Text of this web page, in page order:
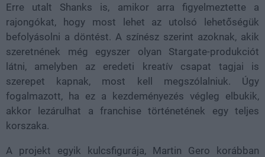
Erre utalt Shanks is, amikor arra figyelmeztette a
rajongókat, hogy most lehet az utolsó lehetőségük
befolyásolni a döntést. A színész szerint azoknak, akik
szeretnének még egyszer olyan Stargate-produkciót
látni, amelyben az eredeti kreatív csapat tagjai is
szerepet kapnak, most kell megszólalniuk. Úgy
fogalmazott, ha ez a kezdeményezés végleg elbukik,
akkor lezárulhat a franchise történetének egy teljes
korszaka.
A projekt egyik kulcsfigurája, Martin Gero korábban